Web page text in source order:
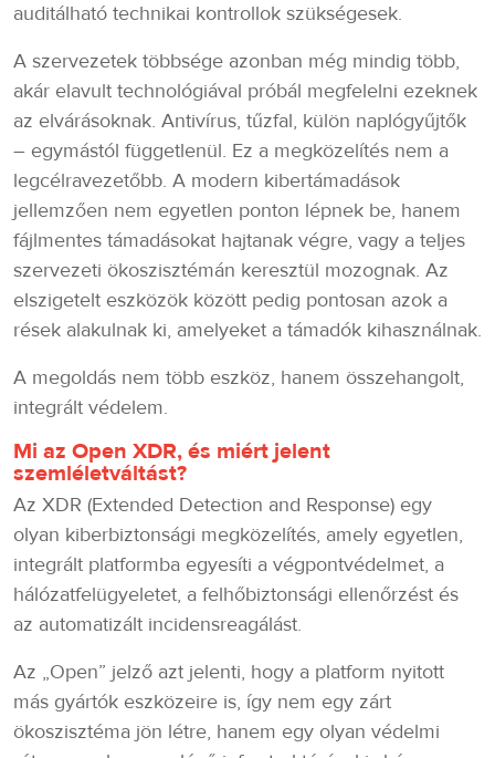
auditálható technikai kontrollok szükségesek.
A szervezetek többsége azonban még mindig több,
akár elavult technológiával próbál megfelelni ezeknek
az elvárásoknak. Antivírus, tűzfal, külön naplógyűjtők
– egymástól függetlenül. Ez a megközelítés nem a
legcélravezetőbb. A modern kibertámadások
jellemzően nem egyetlen ponton lépnek be, hanem
fájlmentes támadásokat hajtanak végre, vagy a teljes
szervezeti ökoszisztémán keresztül mozognak. Az
elszigetelt eszközök között pedig pontosan azok a
rések alakulnak ki, amelyeket a támadók kihasználnak.
A megoldás nem több eszköz, hanem összehangolt,
integrált védelem.
Mi az Open XDR, és miért jelent
szemléletváltást?
Az XDR (Extended Detection and Response) egy
olyan kiberbiztonsági megközelítés, amely egyetlen,
integrált platformba egyesíti a végpontvédelmet, a
hálózatfelügyeletet, a felhőbiztonsági ellenőrzést és
az automatizált incidensreagálást.
Az „Open” jelző azt jelenti, hogy a platform nyitott
más gyártók eszközeire is, így nem egy zárt
ökoszisztéma jön létre, hanem egy olyan védelmi